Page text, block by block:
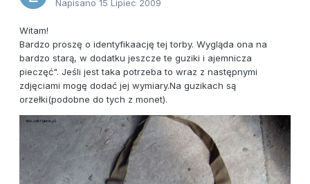
Napisano 15 Lipiec 2009
Witam!
Bardzo proszę o identyfikaację tej torby. Wygląda ona na
bardzo starą, w dodatku jeszcze te guziki i ajemnicza
pieczęć". Jeśli jest taka potrzeba to wraz z następnymi
zdjęciami mogę dodać jej wymiary.Na guzikach są
orzełki(podobne do tych z monet).